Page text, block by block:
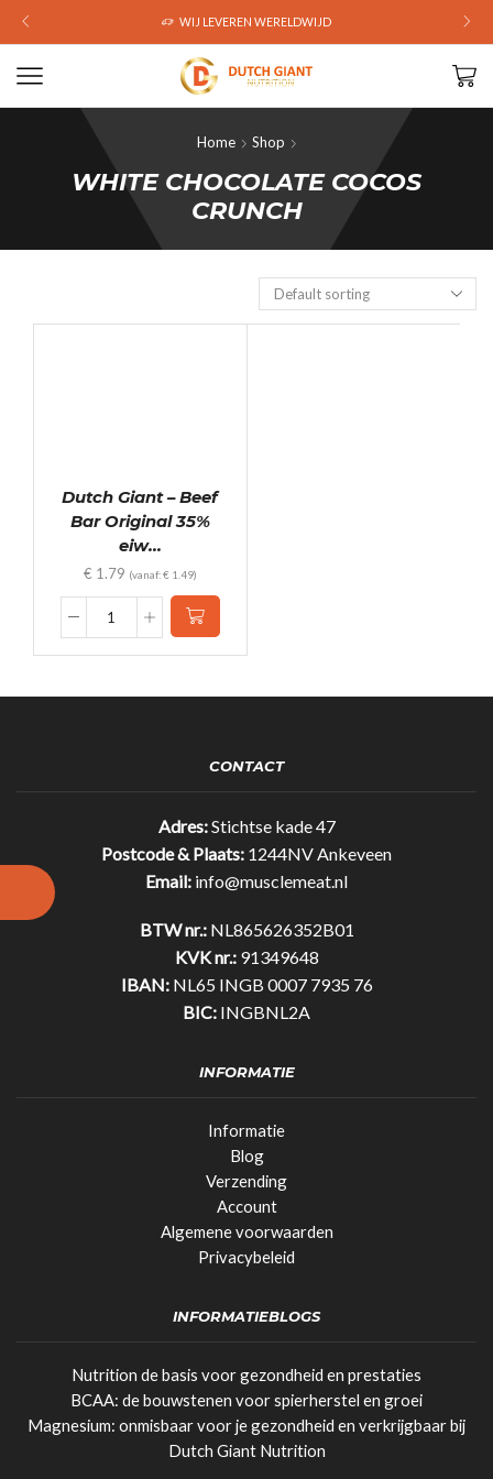
WIJ LEVEREN WERELDWIJD
Home Shop
WHITE CHOCOLATE COCOS
CRUNCH
Dutch Giant – Beef
Bar Original 35%
eiw...
€ 1.79 (vanaf:€ 1.49)
Dutch
CONTACT
Adres:Stichtse kade 47
Postcode & Plaats: 1244NV Ankeveen
Email: info@musclemeat.nl
BTW nr.:NL865626352B01
KVK nr.:91349648
IBAN:NL65 INGB 0007 7935 76
BIC: INGBNL2A
INFORMATIE
Informatie
Blog
Verzending
Account
Algemene voorwaarden
Privacybeleid
INFORMATIEBLOGS
Nutrition de basis voor gezondheid en prestaties
BCAA: de bouwstenen voor spierherstel en groei
Magnesium: onmisbaar voor je gezondheid en verkrijgbaar bij
Dutch Giant Nutrition